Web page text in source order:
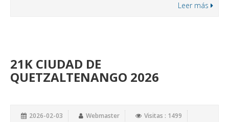
Leer más
21K CIUDAD DE
QUETZALTENANGO 2026
2026-02-03 Webmaster
Visitas : 1499